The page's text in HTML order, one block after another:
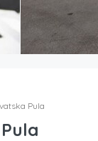
Pula